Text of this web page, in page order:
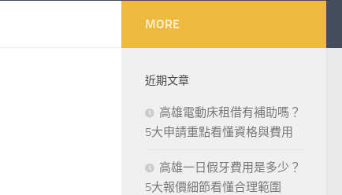
MORE
近期文章
高雄電動床租借有補助嗎？
5大申請重點看懂資格與費用
高雄一日假牙費用是多少？
5大報價細節看懂合理範圍